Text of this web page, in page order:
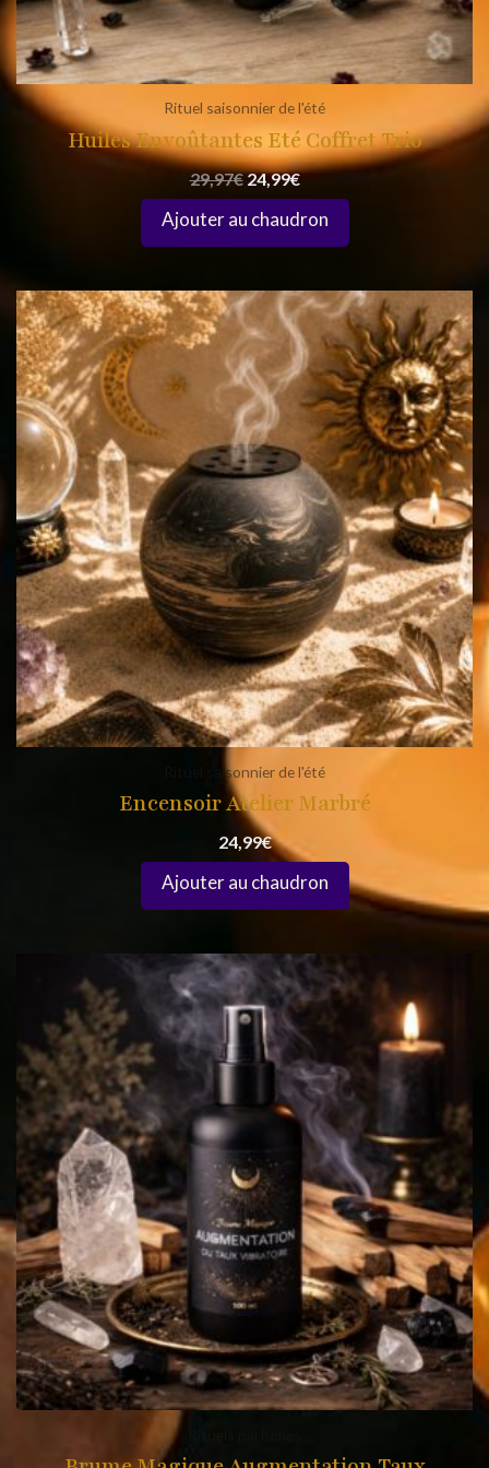
Rituel saisonnier de l'été
Huiles Envoûtantes Eté Coffret Trio
29,97€24,99€
Rituel saisonnier de l'été
Encensoir Atelier Marbré
24,99€